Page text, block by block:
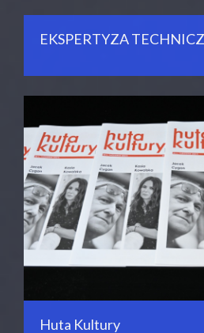
EKSPERTYZA
Huta Kultury